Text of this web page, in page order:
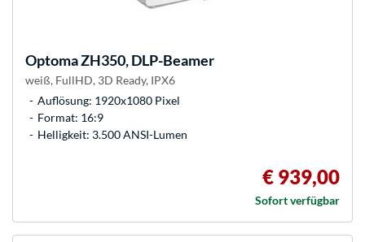
OptomaZH350, DLP-Beamer
weiß, FullHD, 3D Ready, IPX6
Auflösung: 1920x1080 Pixel
Format: 16:9
Helligkeit: 3.500 ANSI-Lumen
€ 939,00
Sofort verfügbar